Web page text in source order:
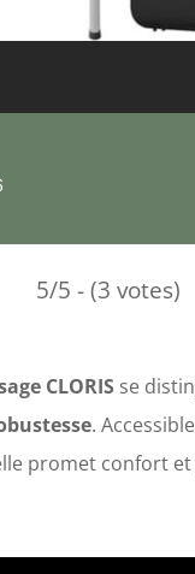
5/5 - (3 votes)
CLORIS se
.
promet confort